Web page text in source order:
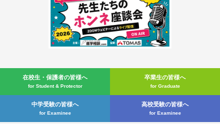
在校生・ 保護者の皆様へ
for Student & Protector
卒業生の皆様へ
for Graduate
中学受験の皆様へ
for Examinee
高校受験の皆様へ
for Examinee